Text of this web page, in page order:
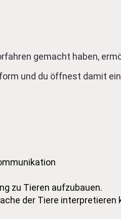
gemacht haben,
und du öffnest damit
zu Tieren aufzubauen.
der Tiere interpretieren